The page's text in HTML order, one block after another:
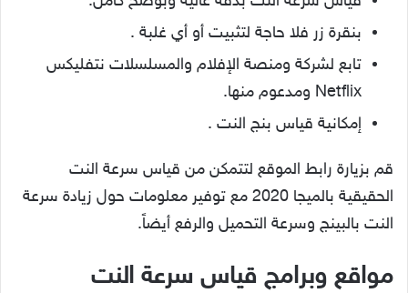
بنقرة زر فلا حاجة لتثبيت أو أي غلبة .
تابع لشركة ومنصة الإفلام والمسلسلات نتفليكس
Netflix ومدعوم منها.
إمكانية قياس بنج النت .
قم بزيارة رابط الموقع لتتمكن من قياس سرعة النت
الحقيقية بالميجا 2020 مع توفير معلومات حول زيادة سرعة
النت بالبينج وسرعة التحميل والرفع أيضاً.
مواقع وبرامج قياس سرعة النت